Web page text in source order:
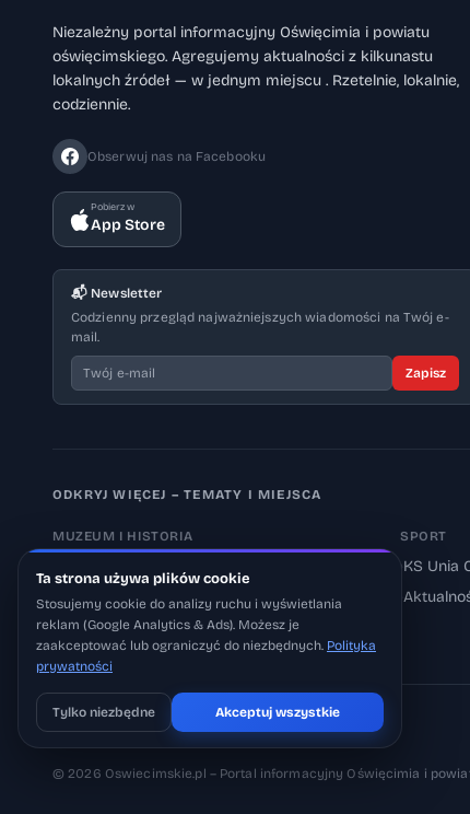
Niezależny portal informacyjny Oświęcimia i powiatu
oświęcimskiego. Agregujemy aktualności z kilkunastu
lokalnych źródeł — w jednym miejscu . Rzetelnie, lokalnie,
codziennie.
Obserwuj nas na Facebooku
Pobierz w
App Store
📬 Newsletter
Codzienny przegląd najważniejszych wiadomości na Twój e-
mail.
Zapisz
ODKRYJ WIĘCEJ – TEMATY I MIEJSCA
MUZEUM I HISTORIA
› Aktualności: Muzeum
›Aktualności: Historia
SPORT
›KS Unia
© 2026 Oswiecimskie.pl – Portal informacyjny Oświęcimia i
Ta strona używa plików cookie
Stosujemy cookie do analizy ruchu i wyświetlania
reklam (Google Analytics & Ads). Możesz je
zaakceptować lub ograniczyć do niezbędnych. Polityka
prywatności
Tylko niezbędne Akceptuj wszystkie
Pobierz na iOS